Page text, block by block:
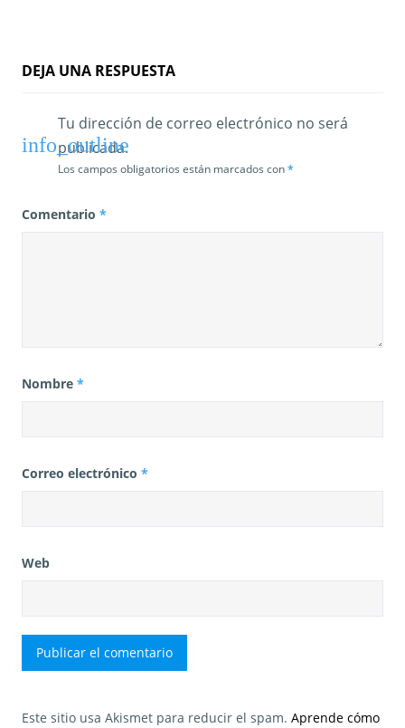
d
s
DEJA UNA RESPUESTA
Tu dirección de correo electrónico no será
publicada.
Los campos obligatorios están marcados con*
Comentario *
Nombre *
Correo electrónico *
Web
Este sitio usa Akismet para reducir el spam. Aprende cómo